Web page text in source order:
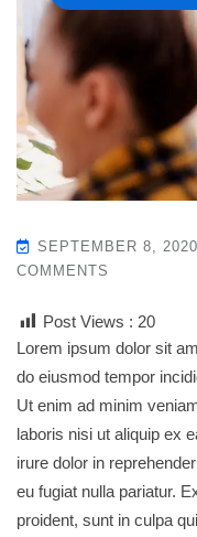
SEPTEMBER 8, 2020
COMMENTS
Post Views : 20
Lorem ipsum dolor sit
do eiusmod tempor
Ut enim ad minim
laboris nisi ut aliquip ex
irure dolor in
eu fugiat nulla pariatur.
proident, sunt in culpa